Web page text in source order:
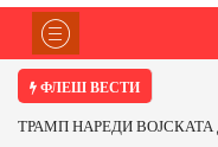
ФЛЕШ ВЕСТИ
ТРАМП НАРЕДИ